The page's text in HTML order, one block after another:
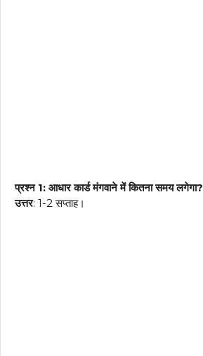
प्रश्न 1: आधार कार्ड मंगवाने में कितना समय लगेगा?
उत्तर: 1-2 सप्ताह।